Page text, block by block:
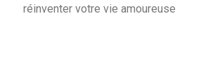
réinventer votre vie amoureuse